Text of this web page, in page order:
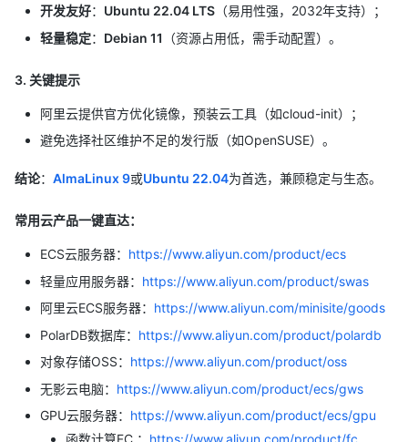
开发友好： Ubuntu 22.04 LTS （易用性强，2032年支持）；
轻量稳定： Debian 11 （资源占用低，需手动配置）。
3. 关键提示
阿里云提供官方优化镜像，预装云工具（如cloud-init）；
避免选择社区维护不足的发行版（如OpenSUSE）。
结论： AlmaLinux 9或Ubuntu 22.04为首选，兼顾稳定与生态。
常用云产品一键直达：
ECS云服务器： https://www.aliyun.com/product/ecs
轻量应用服务器： https://www.aliyun.com/product/swas
阿里云ECS服务器： https://www.aliyun.com/minisite/goods
PolarDB数据库： https://www.aliyun.com/product/polardb
对象存储OSS： https://www.aliyun.com/product/oss
无影云电脑： https://www.aliyun.com/product/ecs/gws
GPU云服务器： https://www.aliyun.com/product/ecs/gpu
函数计算FC ： https://www.aliyun.com/product/fc